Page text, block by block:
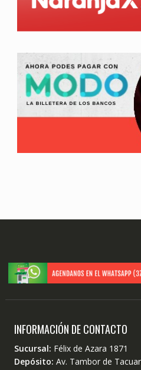
INFORMACIÓN DE CONTACTO
Sucursal: Félix de Azara 1871
Depósito: Av. Tambor de